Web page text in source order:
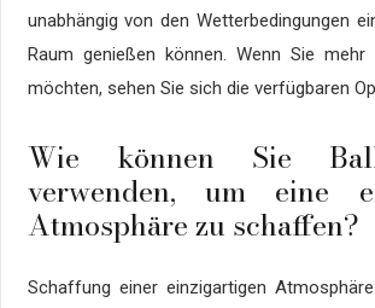
unabhängig von den Wetterbedingungen
Raum genießen können. Wenn Sie mehr
möchten, sehen Sie sich die verfügbaren
Wie können Sie
verwenden, um eine
Atmosphäre zu schaffen?
Schaffung einer einzigartigen